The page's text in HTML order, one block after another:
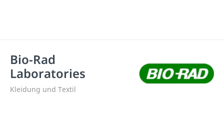
Bio-Rad
Laboratories
Kleidung und Textil